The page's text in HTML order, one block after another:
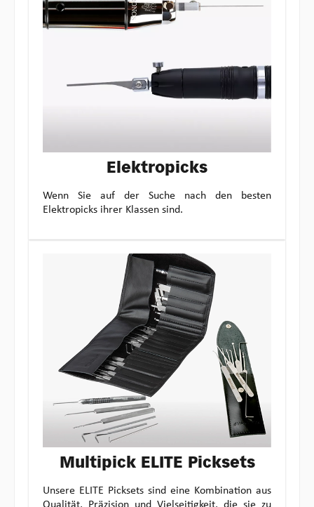
Elektropicks
Wenn Sie auf der Suche nach den besten
Elektropicks ihrer Klassen sind.
Multipick ELITE Picksets
Unsere ELITE Picksets sind eine Kombination aus
Qualität, Präzision und Vielseitigkeit, die sie zu